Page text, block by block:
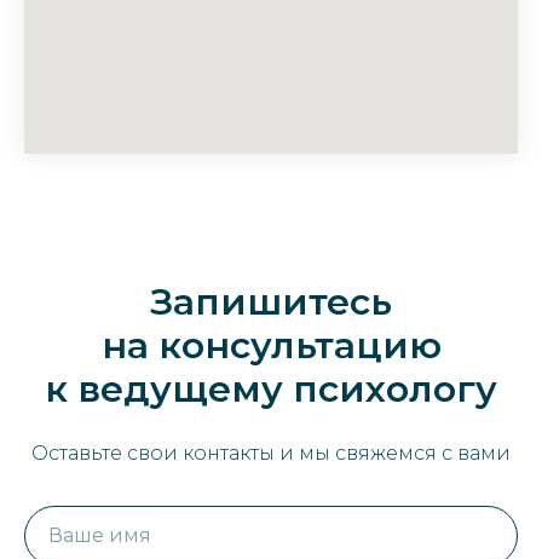
Запишитесь
на консультацию
к ведущему психологу
Оставьте свои контакты и мы свяжемся с вами
Ваше имя